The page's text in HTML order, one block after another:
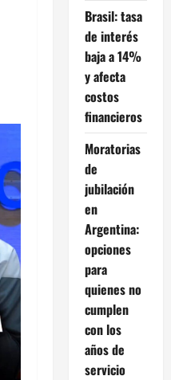
Brasil: tasa
de interés
baja a 14%
y afecta
costos
financieros
Moratorias
de
jubilación
en
Argentina:
opciones
para
quienes no
cumplen
con los
años de
servicio